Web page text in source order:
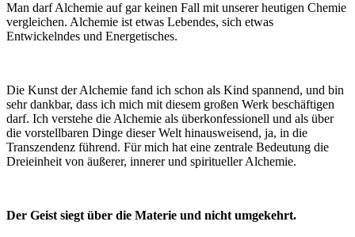
Man darf Alchemie auf gar keinen Fall mit unserer heutigen Chemie
vergleichen. Alchemie ist etwas Lebendes, sich etwas
Entwickelndes und Energetisches.
Die Kunst der Alchemie fand ich schon als Kind spannend, und bin
sehr dankbar, dass ich mich mit diesem großen Werk beschäftigen
darf. Ich verstehe die Alchemie als überkonfessionell und als über
die vorstellbaren Dinge dieser Welt hinausweisend, ja, in die
Transzendenz führend. Für mich hat eine zentrale Bedeutung die
Dreieinheit von äußerer, innerer und spiritueller Alchemie.
Der Geist siegt über die Materie und nicht umgekehrt.